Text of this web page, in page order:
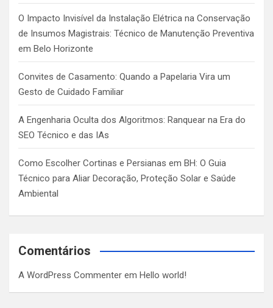
O Impacto Invisível da Instalação Elétrica na Conservação
de Insumos Magistrais: Técnico de Manutenção Preventiva
em Belo Horizonte
Convites de Casamento: Quando a Papelaria Vira um
Gesto de Cuidado Familiar
A Engenharia Oculta dos Algoritmos: Ranquear na Era do
SEO Técnico e das IAs
Como Escolher Cortinas e Persianas em BH: O Guia
Técnico para Aliar Decoração, Proteção Solar e Saúde
Ambiental
Comentários
A WordPress Commenter em Hello world!